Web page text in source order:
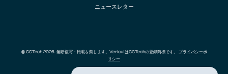
ニュースレター
© CGTech 2026. 無断複写・転載を禁じます。VericutはCGTechの登録商標です。 プライバシーポ
リシー